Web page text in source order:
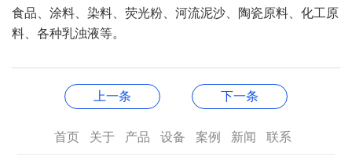
食品、涂料、染料、荧光粉、河流泥沙、陶瓷原料、化工原
料、各种乳浊液等。
上一条 下一条
首页 关于 产品 设备 案例 新闻 联系